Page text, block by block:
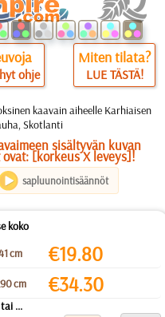
ohje
Miten tilata?
LUE TÄSTÄ!
kaavain aiheelle Karhiaisen
Skotlanti
sisältyvän kuvan
ovat: [korkeus X leveys]!
sapluunointisäännöt
koko
cm
€19.80
cm €34.30
...